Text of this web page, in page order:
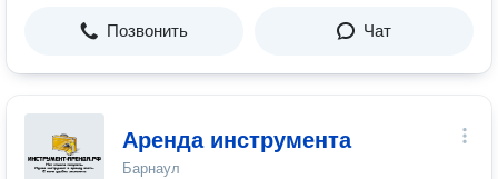
Позвонить Чат
Аренда инструмента
Барнаул